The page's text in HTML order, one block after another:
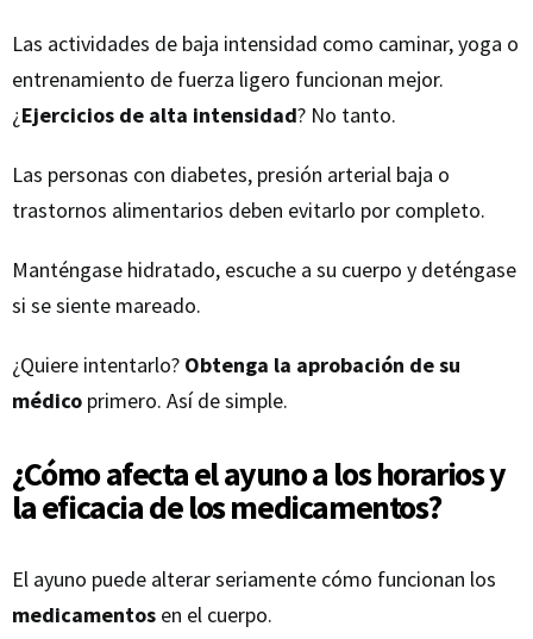
Las actividades de baja intensidad como caminar, yoga o
entrenamiento de fuerza ligero funcionan mejor.
¿Ejercicios de alta intensidad? No tanto.
Las personas con diabetes, presión arterial baja o
trastornos alimentarios deben evitarlo por completo.
Manténgase hidratado, escuche a su cuerpo y deténgase
si se siente mareado.
¿Quiere intentarlo? Obtenga la aprobación de su
médico primero. Así de simple.
¿Cómo afecta el ayuno a los horarios y
la eficacia de los medicamentos?
El ayuno puede alterar seriamente cómo funcionan los
medicamentos en el cuerpo.